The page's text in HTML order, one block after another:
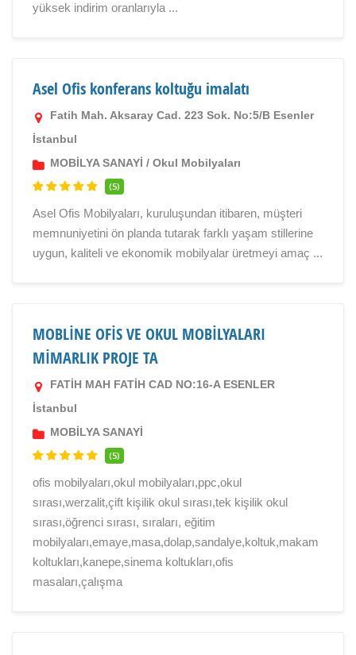
yüksek indirim oranlarıyla ...
Asel Ofis konferans koltuğu imalatı
Fatih Mah. Aksaray Cad. 223 Sok. No:5/B Esenler
İstanbul
MOBİLYA SANAYİ / Okul Mobilyaları
(5)
Asel Ofis Mobilyaları, kuruluşundan itibaren, müşteri
memnuniyetini ön planda tutarak farklı yaşam stillerine
uygun, kaliteli ve ekonomik mobilyalar üretmeyi amaç ...
MOBLİNE OFİS VE OKUL MOBİLYALARI
MİMARLIK PROJE TA
FATİH MAH FATİH CAD NO:16-A ESENLER
İstanbul
MOBİLYA SANAYİ
(5)
ofis mobilyaları,okul mobilyaları,ppc,okul
sırası,werzalit,çift kişilik okul sırası,tek kişilik okul
sırası,öğrenci sırası, sıraları, eğitim
mobilyaları,emaye,masa,dolap,sandalye,koltuk,makam
koltukları,kanepe,sinema koltukları,ofis
masaları,çalışma